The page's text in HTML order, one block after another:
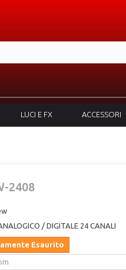
LUCI E FX ACCESSORI
2408
/ DIGITALE 24 CANALI
Esaurito